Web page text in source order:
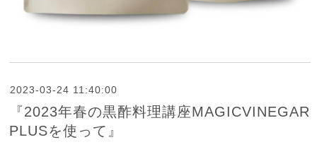
2023-03-24 11:40:00
『2023年春の黒酢料理講座MAGICVINEGAR
PLUSを使って』